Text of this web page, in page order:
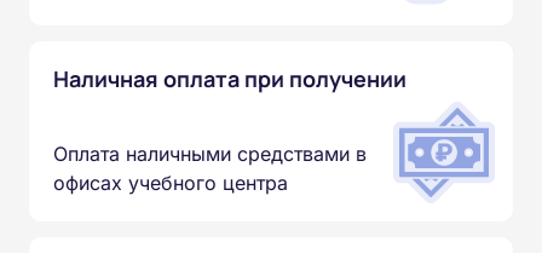
Наличная оплата при получении
Оплата наличными средствами в
офисах учебного центра